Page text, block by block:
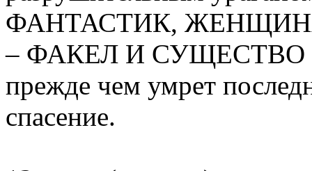
ФАНТАСТИК,
– ФАКЕЛ И СУЩЕСТВО
прежде чем умрет
спасение.